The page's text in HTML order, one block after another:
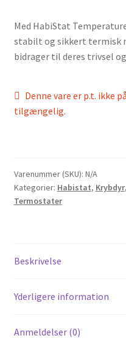
Med HabiStat
stabilt og sikkert termisk
bidrager til deres trivsel
Denne vare er p.t. ikke
tilgængelig.
Varenummer (SKU): N/A
Kategorier: Habistat, Krybdyr,
Termostater
Beskrivelse
Yderligere information
Anmeldelser (0)